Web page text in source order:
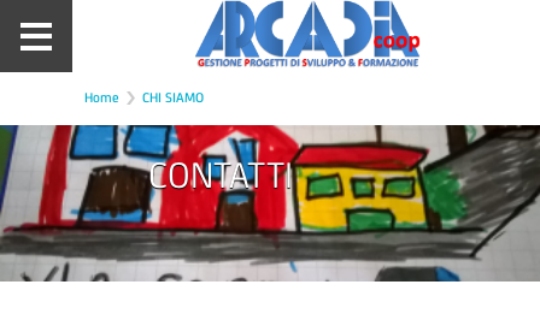
Home CHI SIAMO
CONTATTI